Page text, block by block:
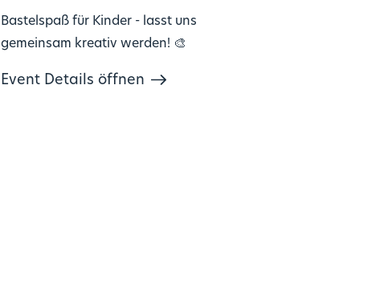
Bastelspaß für Kinder - lasst uns
gemeinsam kreativ werden! 🎨
Event Details öffnen